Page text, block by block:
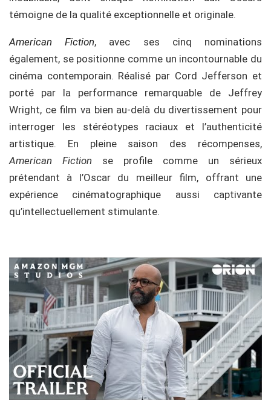
témoigne de la qualité exceptionnelle et originale.
American Fiction, avec ses cinq nominations
également, se positionne comme un incontournable du
cinéma contemporain. Réalisé par Cord Jefferson et
porté par la performance remarquable de Jeffrey
Wright, ce film va bien au-delà du divertissement pour
interroger les stéréotypes raciaux et l’authenticité
artistique. En pleine saison des récompenses,
American Fiction se profile comme un sérieux
prétendant à l’Oscar du meilleur film, offrant une
expérience cinématographique aussi captivante
qu’intellectuellement stimulante.